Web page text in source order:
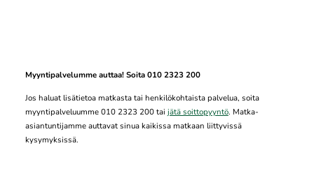
Myyntipalvelumme auttaa! Soita 010 2323 200
Jos haluat lisätietoa matkasta tai henkilökohtaista palvelua, soita
myyntipalveluumme 010 2323 200 tai jätä soittopyyntö. Matka-
asiantuntijamme auttavat sinua kaikissa matkaan liittyvissä
kysymyksissä.